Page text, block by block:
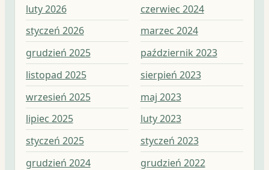
luty 2026
styczeń 2026
grudzień 2025
listopad 2025
wrzesień 2025
lipiec 2025
styczeń 2025
grudzień 2024
czerwiec 2024
marzec 2024
październik 2023
sierpień 2023
maj 2023
luty 2023
styczeń 2023
grudzień 2022